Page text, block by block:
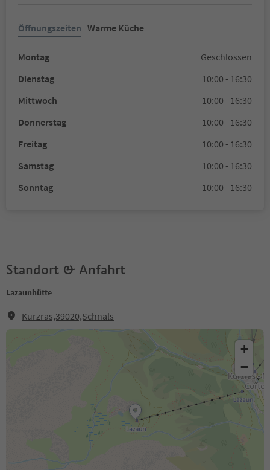
Öffnungszeiten Warme Küche
Montag
Geschlossen
Dienstag
10:00 - 16:30
Mittwoch
10:00 - 16:30
Donnerstag
10:00 - 16:30
Freitag
10:00 - 16:30
Samstag
10:00 - 16:30
Sonntag
10:00 - 16:30
Standort & Anfahrt
Lazaunhütte
Kurzras,39020,Schnals
+
−